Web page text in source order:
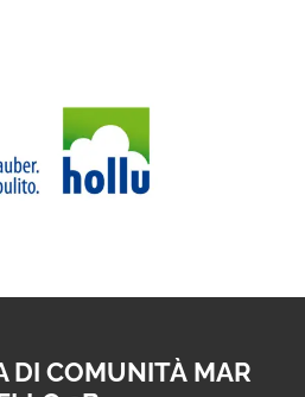
DI COMUNITÀ MAR